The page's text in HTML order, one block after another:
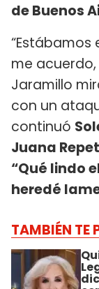
de Buenos
me
Jaramillo
con un
continuó
Juana
“Qué lindo
heredé
TAMBIÉN TE